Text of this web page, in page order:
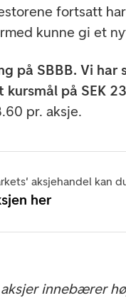
fortsatt
kunne gi et
på SBBB. Vi
på SEK
pr. aksje.
aksjehandel kan
her
innebærer